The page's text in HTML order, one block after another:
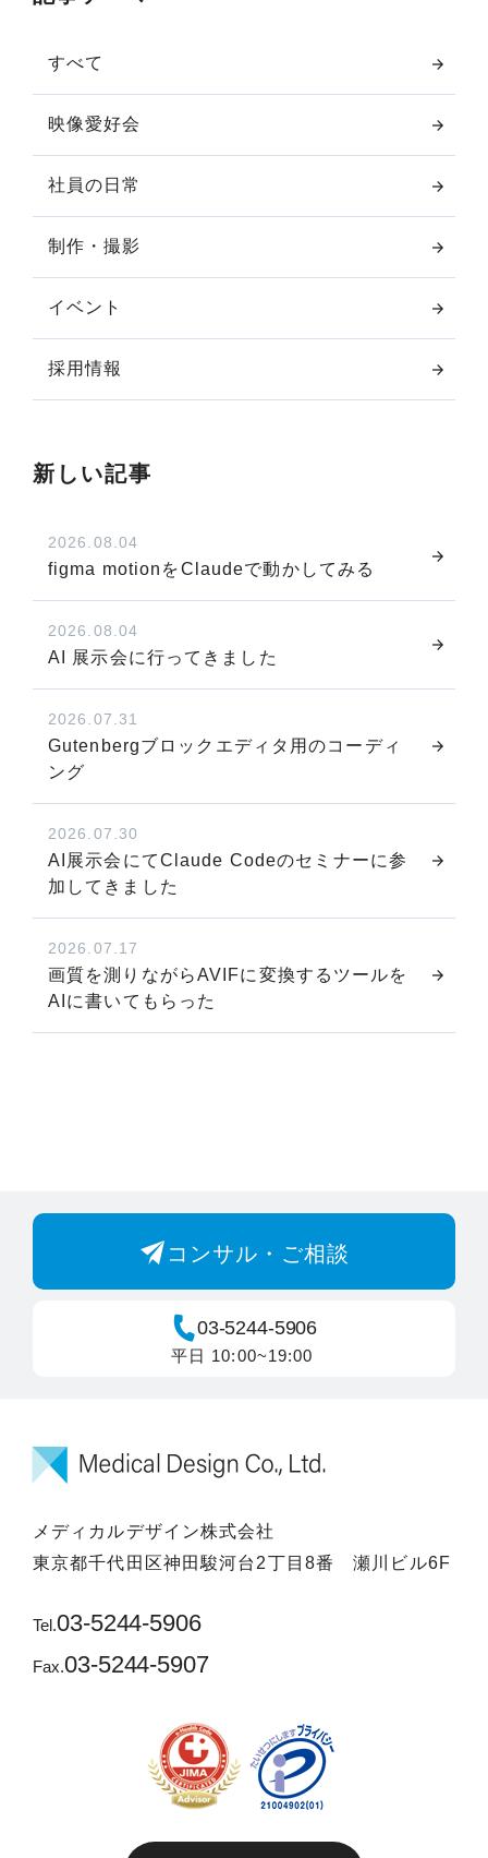
すべて
映像愛好会
社員の日常
制作・撮影
イベント
採用情報
新しい記事
2026.08.04
figma motionをClaudeで動かしてみる
2026.08.04
AI 展示会に行ってきました
2026.07.31
Gutenbergブロックエディタ用のコーディ
ング
2026.07.30
AI展示会にてClaude Codeのセミナーに参
加してきました
2026.07.17
画質を測りながらAVIFに変換するツールを
AIに書いてもらった
コンサル・ご相談
03-5244-5906
平日 10:00~19:00
メディカルデザイン株式会社
東京都千代田区神田駿河台2丁目8番 瀬川ビル6F
Tel.03-5244-5906
Fax.03-5244-5907